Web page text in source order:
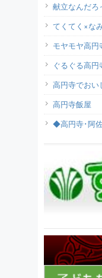
献立なんだろ
てくてく×な
モヤモヤ高円
ぐるぐる高円
高円寺でおい
高円寺飯屋
◆高円寺･阿